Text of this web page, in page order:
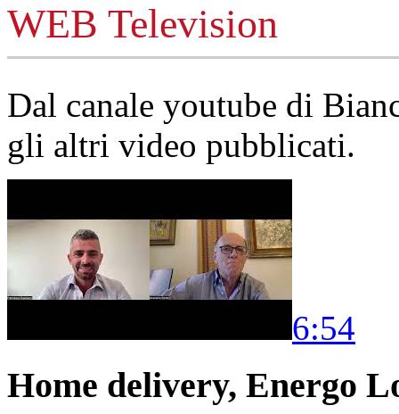
WEB Television
Dal canale youtube di
gli altri video pubblicati.
6:54
Home delivery, Energo